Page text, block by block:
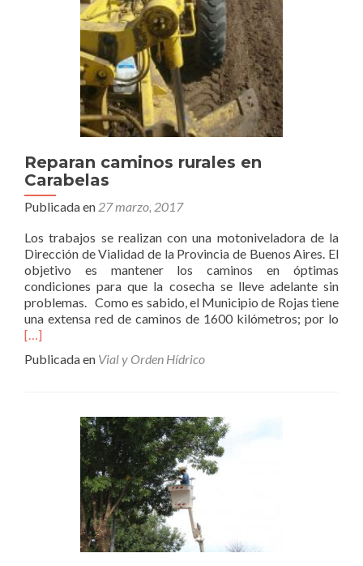
Reparan caminos rurales en
Carabelas
Publicada en 27 marzo, 2017
Los trabajos se realizan con una motoniveladora de la
Dirección de Vialidad de la Provincia de Buenos Aires. El
objetivo es mantener los caminos en óptimas
condiciones para que la cosecha se lleve adelante sin
problemas. Como es sabido, el Municipio de Rojas tiene
una extensa red de caminos de 1600 kilómetros; por lo
[…]
Publicada en Vial y Orden Hídrico